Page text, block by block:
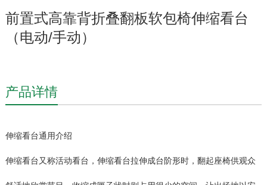
前置式高靠背折叠翻板软包椅伸缩看台
（电动/手动）
产品详情
伸缩看台通用介绍
伸缩看台又称活动看台，伸缩看台拉伸成台阶形时，翻起座椅供观众